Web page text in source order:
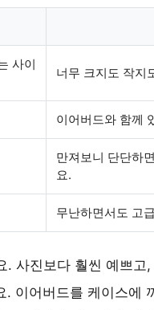
사이
너무 크지도 작지
이어버드와 함께
만져보니 단단하
요.
무난하면서도 고
. 사진보다 훨씬 예쁘
이어버드를 케이스에